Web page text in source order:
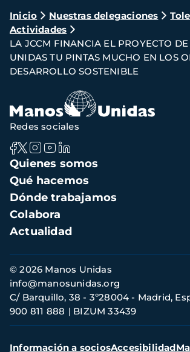
Ruta
de
navegación
Inicio Nuestras delegaciones
Actividades
LA JCCM FINANCIA EL PROYECTO
UNIDAS TU PINTAS MUCHO EN LOS
DESARROLLO SOSTENIBLE
Navegación
principal
Quienes somos
Qué hacemos
Dónde trabajamos
Colabora
Actualidad
Redes sociales
Información
de
contacto
© 2026 Manos Unidas
C/ Barquillo, 38 - 3º28004 - Madrid,
900 811 888
BIZUM 33439
info@manosunidas.org
Menú
Información a sociosAccesibilidad